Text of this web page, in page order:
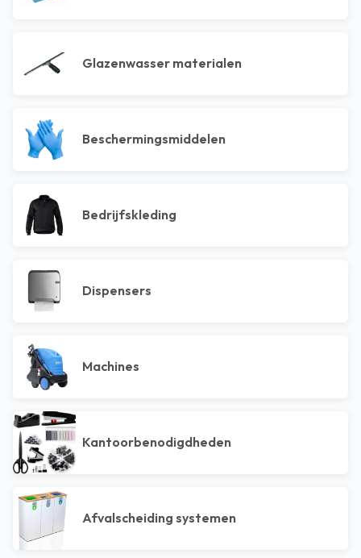
Glazenwasser materialen
Beschermingsmiddelen
Bedrijfskleding
Dispensers
Machines
Kantoorbenodigdheden
Afvalscheiding systemen